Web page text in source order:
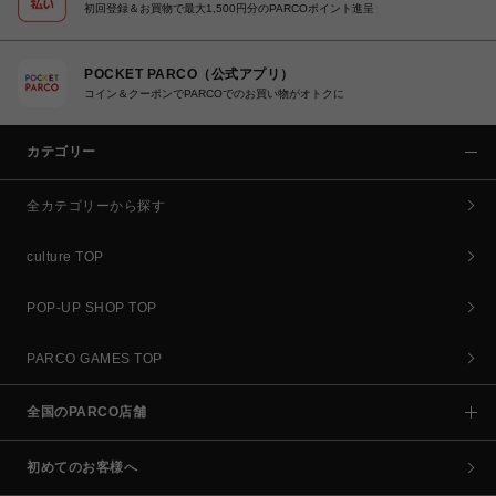
初回登録＆お買物で最大1,500円分のPARCOポイント進呈
POCKET PARCO（公式アプリ）
コイン＆クーポンでPARCOでのお買い物がオトクに
カテゴリー
全カテゴリーから探す
culture TOP
POP-UP SHOP TOP
PARCO GAMES TOP
全国のPARCO店舗
初めてのお客様へ